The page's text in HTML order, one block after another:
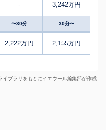
- 3,242万円
〜30分 30分〜
2,222万円 2,155万円
イブラリ をもとにイエウール編集部が作成